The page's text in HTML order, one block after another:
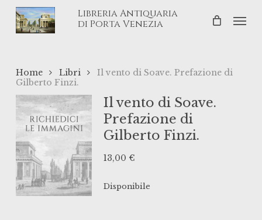
Skip
Libreria Antiquaria
di Porta Venezia
Home Libri
Il vento di Soave. Prefazione di
Gilberto Finzi.
Il vento di Soave.
Prefazione di
Gilberto Finzi.
13,00 €
Disponibile